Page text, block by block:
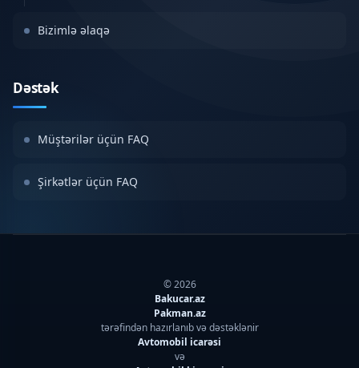
Bizimlə əlaqə
Dəstək
Müştərilər üçün FAQ
Şirkətlər üçün FAQ
© 2026
Bakucar.az
Pakman.az
tərəfindən hazırlanıb və dəstəklənir
Avtomobil icarəsi
və